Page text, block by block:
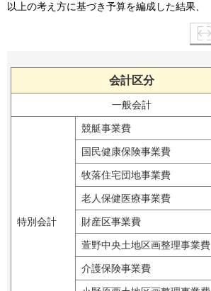
以上の考え方に基づき予算を編成した結果、
会計区分
一般会計
特別会計
競艇事業費
国民健康保険事業費
牧落住宅団地事業費
老人保健医療事業費
財産区事業費
萱野中央土地区画整理事業費
介護保険事業費